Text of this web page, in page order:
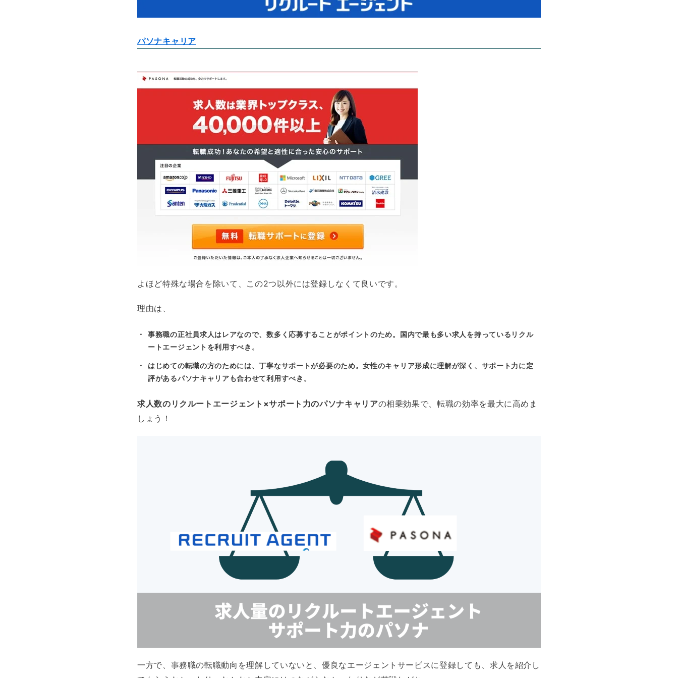
パソナキャリア
よほど特殊な場合を除いて、この2つ以外には登録しなくて良いです。
理由は、
事務職の正社員求人はレアなので、数多く応募することがポイントのため。国内で最も多い求人を持っているリクル
ートエージェントを利用すべき。
はじめての転職の方のためには、丁寧なサポートが必要のため。女性のキャリア形成に理解が深く、サポート力に定
評があるパソナキャリアも合わせて利用すべき。
求人数のリクルートエージェント×サポート力のパソナキャリアの相乗効果で、転職の効率を最大に高めま
しょう！
一方で、事務職の転職動向を理解していないと、優良なエージェントサービスに登録しても、求人を紹介し